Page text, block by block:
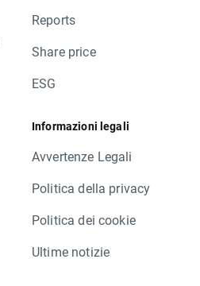
Reports
Share price
ESG
Informazioni legali
Avvertenze Legali
Politica della privacy
Politica dei cookie
Ultime notizie